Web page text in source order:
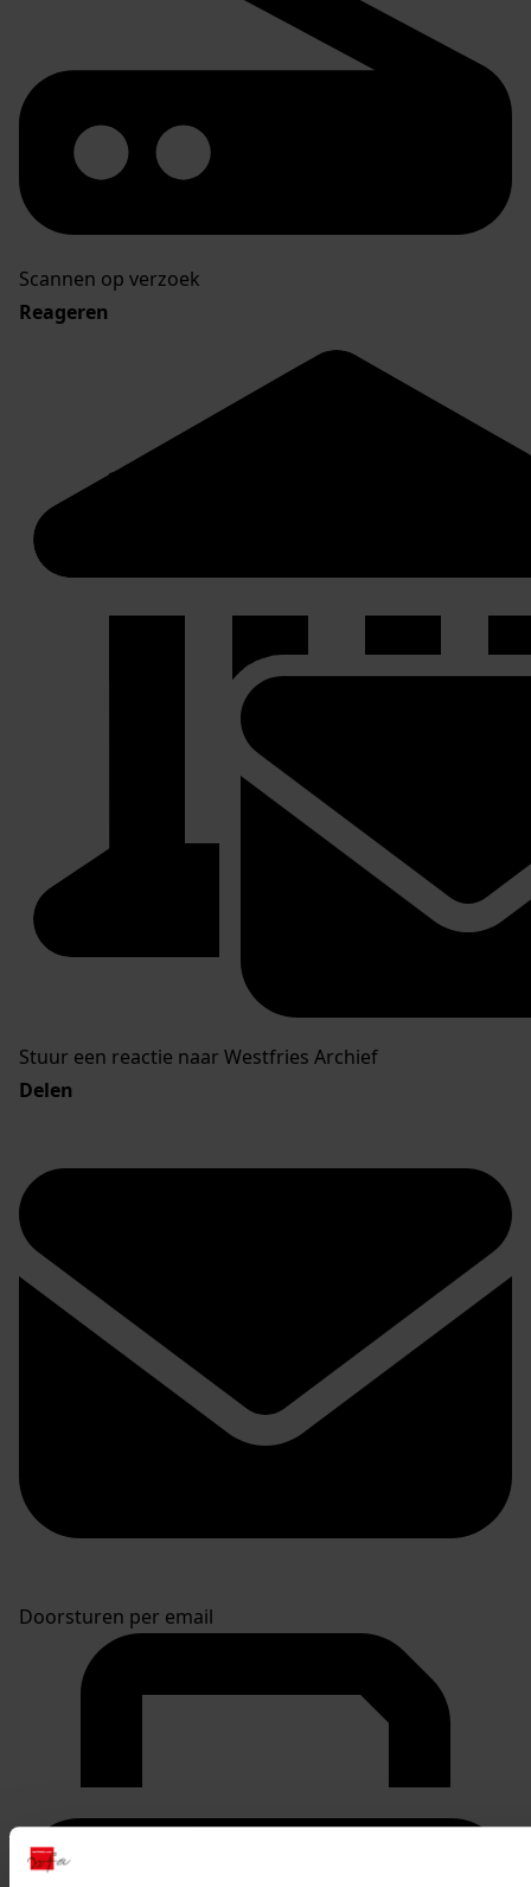
Scannen op verzoek
Reageren
Stuur een reactie naar Westfries Archief
Delen
Doorsturen per email